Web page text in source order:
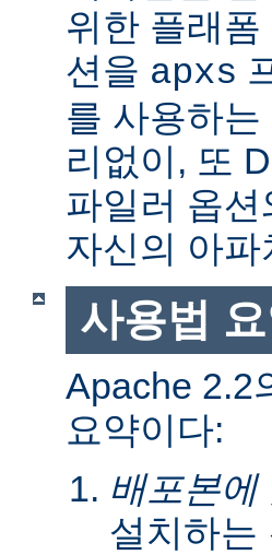
위한 플래
션을 apxs
를 사용하
리없이, 또
파일러 옵
자신의 아
사용법
Apache 2.2
요약이다:
배포본에
설치하